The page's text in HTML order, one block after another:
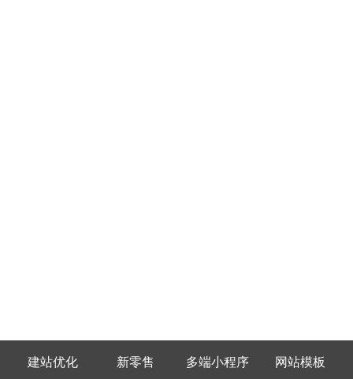
建站优化 新零售 多端小程序 网站模板